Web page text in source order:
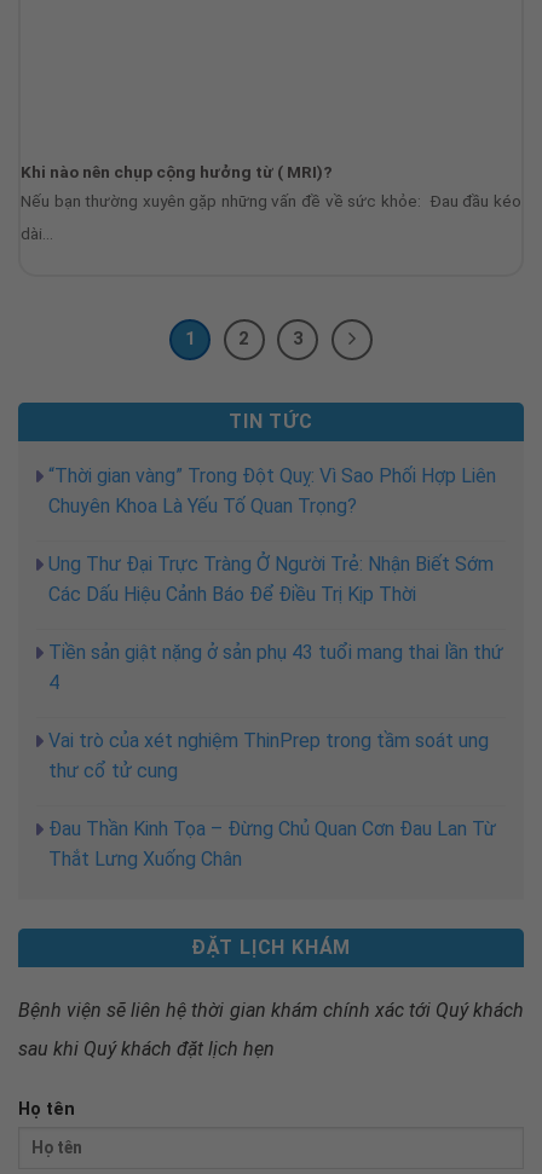
Khi nào nên chụp cộng hưởng từ ( MRI)?
Nếu bạn thường xuyên gặp những vấn đề về sức khỏe: Đau đầu kéo
dài...
1 2 3
TIN TỨC
“Thời gian vàng” Trong Đột Quỵ: Vì Sao Phối Hợp Liên
Chuyên Khoa Là Yếu Tố Quan Trọng?
Ung Thư Đại Trực Tràng Ở Người Trẻ: Nhận Biết Sớm
Các Dấu Hiệu Cảnh Báo Để Điều Trị Kịp Thời
Tiền sản giật nặng ở sản phụ 43 tuổi mang thai lần thứ
4
Vai trò của xét nghiệm ThinPrep trong tầm soát ung
thư cổ tử cung
Đau Thần Kinh Tọa – Đừng Chủ Quan Cơn Đau Lan Từ
Thắt Lưng Xuống Chân
ĐẶT LỊCH KHÁM
Bệnh viện sẽ liên hệ thời gian khám chính xác tới Quý khách
sau khi Quý khách đặt lịch hẹn
Họ tên